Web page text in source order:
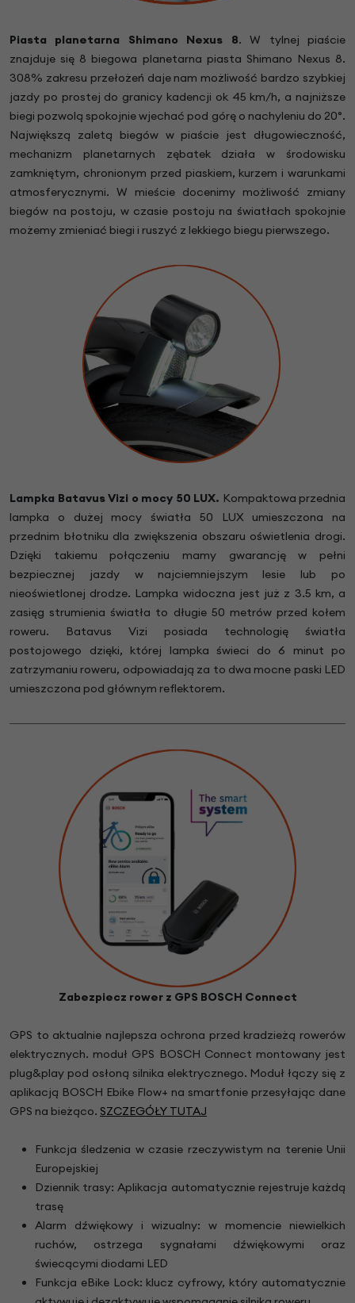
Piasta planetarna Shimano Nexus 8. W tylnej piaście
znajduje się 8 biegowa planetarna piasta Shimano Nexus 8.
308% zakresu przełożeń daje nam możliwość bardzo szybkiej
jazdy po prostej do granicy kadencji ok 45 km/h, a najniższe
biegi pozwolą spokojnie wjechać pod górę o nachyleniu do 20°.
Największą zaletą biegów w piaście jest długowieczność,
mechanizm planetarnych zębatek działa w środowisku
zamkniętym, chronionym przed piaskiem, kurzem i warunkami
atmosferycznymi. W mieście docenimy możliwość zmiany
biegów na postoju, w czasie postoju na światłach spokojnie
możemy zmieniać biegi i ruszyć z lekkiego biegu pierwszego.
Lampka Batavus Vizi o mocy 50 LUX. Kompaktowa przednia
lampka o dużej mocy światła 50 LUX umieszczona na
przednim błotniku dla zwiększenia obszaru oświetlenia drogi.
Dzięki takiemu połączeniu mamy gwarancję w pełni
bezpiecznej jazdy w najciemniejszym lesie lub po
nieoświetlonej drodze. Lampka widoczna jest już z 3.5 km, a
zasięg strumienia światła to długie 50 metrów przed kołem
roweru. Batavus Vizi posiada technologię światła
postojowego dzięki, której lampka świeci do 6 minut po
zatrzymaniu roweru, odpowiadają za to dwa mocne paski LED
umieszczona pod głównym reflektorem.
Zabezpiecz rower z GPS BOSCH Connect
GPS to aktualnie najlepsza ochrona przed kradzieżą rowerów
elektrycznych. moduł GPS BOSCH Connect montowany jest
plug&play pod osłoną silnika elektrycznego. Moduł łączy się z
aplikacją BOSCH Ebike Flow+ na smartfonie przesyłając dane
GPS na bieżąco. SZCZEGÓŁY TUTAJ
Funkcja śledzenia w czasie rzeczywistym na terenie Unii
Europejskiej
Dziennik trasy: Aplikacja automatycznie rejestruje każdą
trasę
Alarm dźwiękowy i wizualny: w momencie niewielkich
ruchów, ostrzega sygnałami dźwiękowymi oraz
świecącymi diodami LED
Funkcja eBike Lock: klucz cyfrowy, który automatycznie